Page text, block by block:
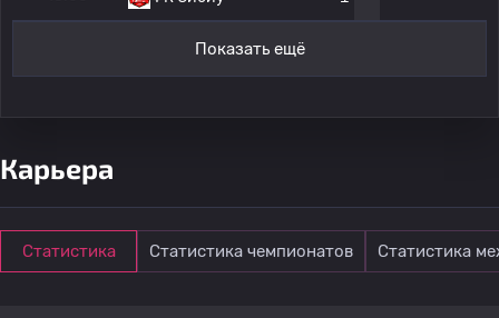
Показать ещё
Карьера
Статистика Статистика чемпионатов Статистика